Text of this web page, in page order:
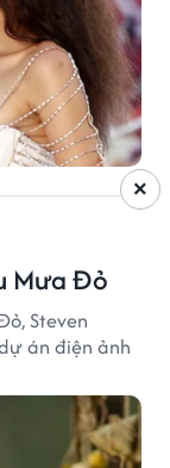
Mưa Đỏ
Steven
án điện ảnh
×